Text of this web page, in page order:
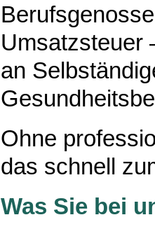
Umsatzsteuer
an
Ohne
das schnell
Was Sie bei